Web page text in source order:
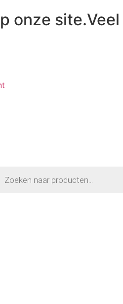
onze